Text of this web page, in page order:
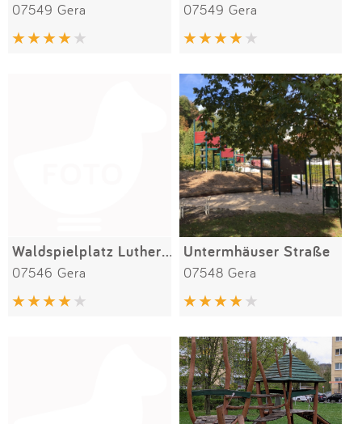
07549 Gera 07549 Gera
Waldspielplatz Lutherlinde
07546 Gera
Untermhäuser Straße
07548 Gera